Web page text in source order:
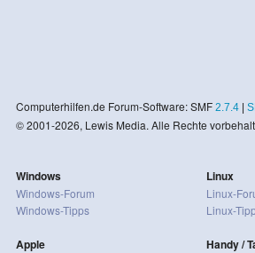
Computerhilfen.de Forum-Software: SMF 2.7.4|
© 2001-2026, Lewis Media. Alle Rechte
Windows
Windows-Forum
Windows-Tipps
Apple
Linux
Linux-
Linux-
Handy /